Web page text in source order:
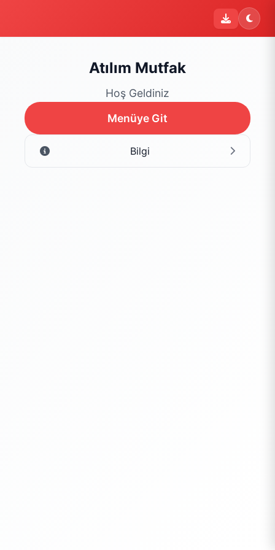
Atılım Mutfak
Hoş Geldiniz
Menüye Git
Bilgi